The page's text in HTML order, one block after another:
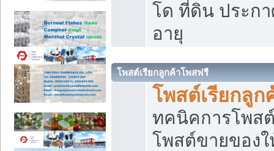
โด ที่ดิน ประก
อายุ
โพสต์เรียกลูกค้าโพสฟรี
โพสต์เรียกลูก
ทคนิคการโพส
โพสต์ขายของ